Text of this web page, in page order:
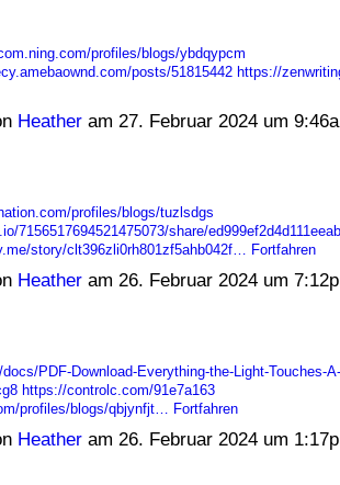
profiles/blogs/ybdqypcm
posts/51815442 https://
Heatheram 27. Februar 2024 um
profiles/blogs/tuzlsdgs
7156517694521475073/share/
story/clt396zli0rh801zf5ahb042f… Fortfahren
Heatheram 26. Februar 2024 um
PDF-Download-Everything-the-Light-Touches-
https://controlc.com/91e7a163
profiles/blogs/qbjynfjt… Fortfahren
Heatheram 26. Februar 2024 um